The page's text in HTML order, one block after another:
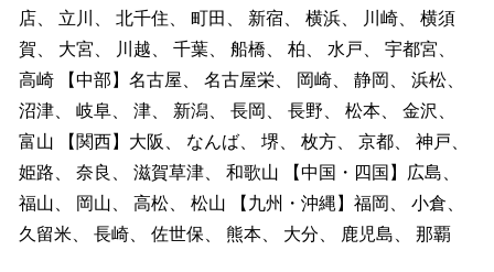
店、 立川、 北千住、 町田、 新宿、 横浜、 川崎、 横須
賀、 大宮、 川越、 千葉、 船橋、 柏、 水戸、 宇都宮、
高崎 【中部】名古屋、 名古屋栄、 岡崎、 静岡、 浜松、
沼津、 岐阜、 津、 新潟、 長岡、 長野、 松本、 金沢、
富山 【関西】大阪、 なんば、 堺、 枚方、 京都、 神戸、
姫路、 奈良、 滋賀草津、 和歌山 【中国・四国】広島、
福山、 岡山、 高松、 松山 【九州・沖縄】福岡、 小倉、
久留米、 長崎、 佐世保、 熊本、 大分、 鹿児島、 那覇